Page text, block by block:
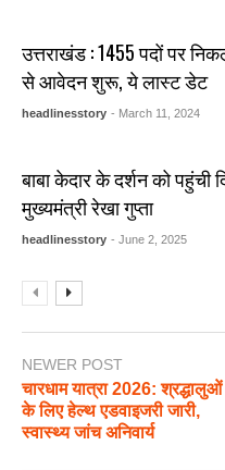
उत्तराखंड : 1455 पदों पर
से आवेदन शुरू, ये लास्ट डेट
headlinesstory - March 11, 2024
बाबा केदार के दर्शन को पहुंची
मुख्यमंत्री रेखा गुप्ता
headlinesstory - June 2, 2025
NEWER POST
चारधाम यात्रा 2026: श्रद्धालुओं
के लिए हेल्थ एडवाइजरी जारी,
स्वास्थ्य जांच अनिवार्य